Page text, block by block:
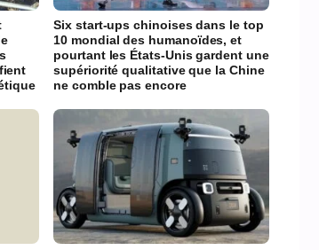
Six start-ups chinoises dans le top
10 mondial des humanoïdes, et
pourtant les États-Unis gardent une
supériorité qualitative que la Chine
ne comble pas encore